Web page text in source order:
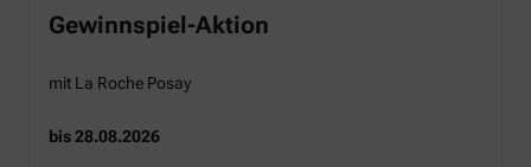
Gewinnspiel-Aktion
mit La Roche Posay
bis 28.08.2026